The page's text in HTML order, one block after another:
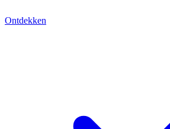
Ontdekken